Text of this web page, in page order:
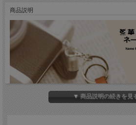
商品説明
▼ 商品説明の続きを見